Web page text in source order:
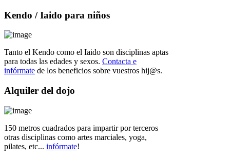
Más Info
Kendo / Iaido para niños
Tanto el Kendo como el Iaido son disciplinas aptas
para todas las edades y sexos. Contacta e
infórmate de los beneficios sobre vuestros hij@s.
Alquiler del dojo
150 metros cuadrados para impartir por terceros
otras disciplinas como artes marciales, yoga,
pilates, etc... infórmate!